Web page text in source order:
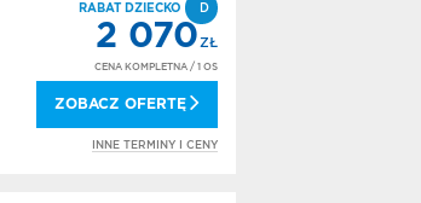
RABAT DZIECKO D
2 070ZŁ
CENA KOMPLETNA / 1 OS
ZOBACZ OFERTĘ
INNE TERMINY I CENY